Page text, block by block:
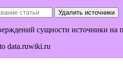
сущности источники на
data.ruwiki.ru